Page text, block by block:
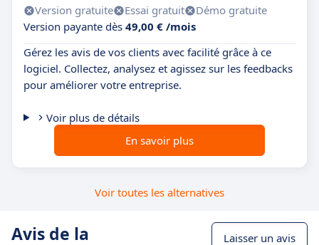
Version gratuite Essai gratuit
Démo gratuite
Version payante dès 49,00 € /mois
Gérez les avis de vos clients avec facilité grâce à ce
logiciel. Collectez, analysez et agissez sur les feedbacks
pour améliorer votre entreprise.
Voir plus de détails
En savoir plus
Voir toutes les alternatives
Avis de la
Laisser un avis